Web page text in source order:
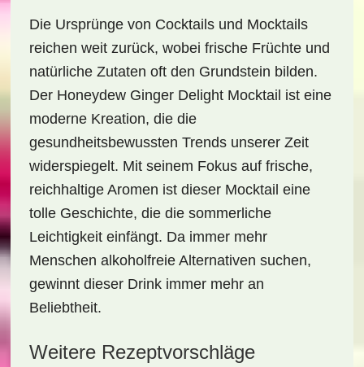
Die Ursprünge von Cocktails und Mocktails
reichen weit zurück, wobei frische Früchte und
natürliche Zutaten oft den Grundstein bilden.
Der Honeydew Ginger Delight Mocktail ist eine
moderne Kreation, die die
gesundheitsbewussten Trends unserer Zeit
widerspiegelt. Mit seinem Fokus auf frische,
reichhaltige Aromen ist dieser Mocktail eine
tolle Geschichte, die die sommerliche
Leichtigkeit einfängt. Da immer mehr
Menschen alkoholfreie Alternativen suchen,
gewinnt dieser Drink immer mehr an
Beliebtheit.
Weitere Rezeptvorschläge